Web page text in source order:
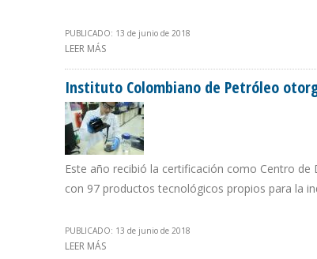
PUBLICADO: 13 de junio de 2018
LEER MÁS
Instituto Colombiano de Petróleo
Este año recibió la certificación como Centro
con 97 productos tecnológicos propios para la
PUBLICADO: 13 de junio de 2018
LEER MÁS